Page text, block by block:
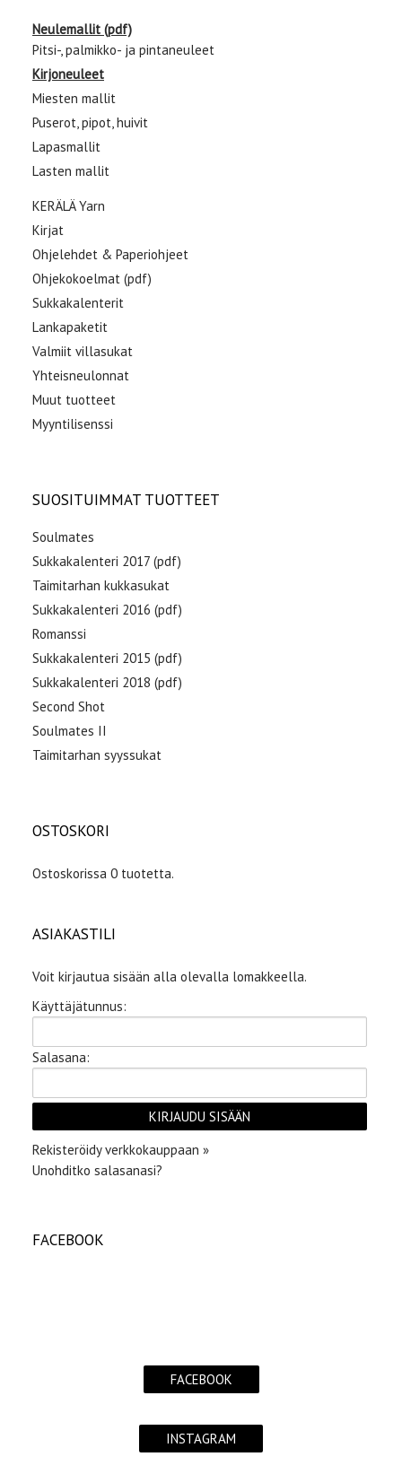
Neulemallit (pdf)
Pitsi-, palmikko- ja pintaneuleet
Kirjoneuleet
Miesten mallit
Puserot, pipot, huivit
Lapasmallit
Lasten mallit
KERÄLÄ Yarn
Kirjat
Ohjelehdet & Paperiohjeet
Ohjekokoelmat (pdf)
Sukkakalenterit
Lankapaketit
Valmiit villasukat
Yhteisneulonnat
Muut tuotteet
Myyntilisenssi
SUOSITUIMMAT TUOTTEET
Soulmates
Sukkakalenteri 2017 (pdf)
Taimitarhan kukkasukat
Sukkakalenteri 2016 (pdf)
Romanssi
Sukkakalenteri 2015 (pdf)
Sukkakalenteri 2018 (pdf)
Second Shot
Soulmates II
Taimitarhan syyssukat
OSTOSKORI
Ostoskorissa 0 tuotetta.
ASIAKASTILI
Voit kirjautua sisään alla olevalla lomakkeella.
Käyttäjätunnus:
Salasana:
Rekisteröidy verkkokauppaan »
Unohditko salasanasi?
FACEBOOK
FACEBOOK
INSTAGRAM